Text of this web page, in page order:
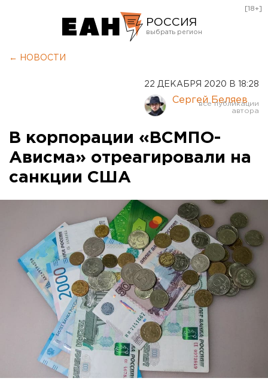
РОССИЯ
Курган
Оренбург
[18+]
← НОВОСТИ
22 ДЕКАБРЯ 2020 В 18:28
Сергей Беляев
В корпорации «ВСМПО-
Ависма» отреагировали на
санкции США